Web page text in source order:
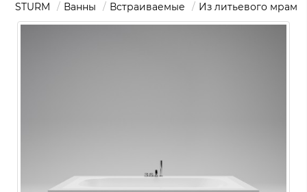
STURM Ванны Встраиваемые Из литьевого